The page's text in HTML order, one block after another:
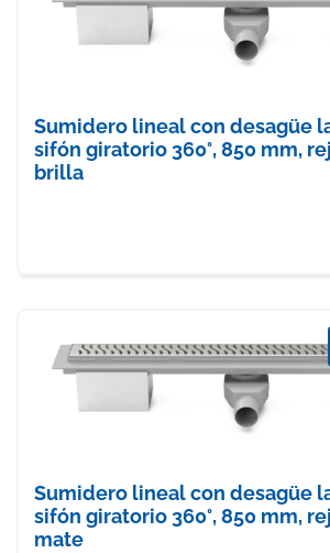
Sumidero lineal con desagüe
sifón giratorio 360°, 850 mm,
brilla
Sumidero lineal con desagüe
sifón giratorio 360°, 850 mm,
mate